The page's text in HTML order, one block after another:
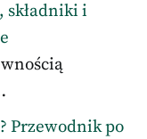
składniki i
Przewodnik po